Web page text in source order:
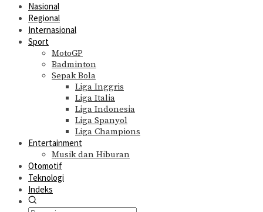
Nasional
Regional
Internasional
Sport
MotoGP
Badminton
Sepak Bola
Liga Inggris
Liga Italia
Liga Indonesia
Liga Spanyol
Liga Champions
Entertainment
Musik dan Hiburan
Otomotif
Teknologi
Indeks